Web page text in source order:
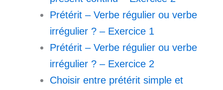
Prétérit – Verbe régulier ou verbe
irrégulier ? – Exercice 1
Prétérit – Verbe régulier ou verbe
irrégulier ? – Exercice 2
Choisir entre prétérit simple et